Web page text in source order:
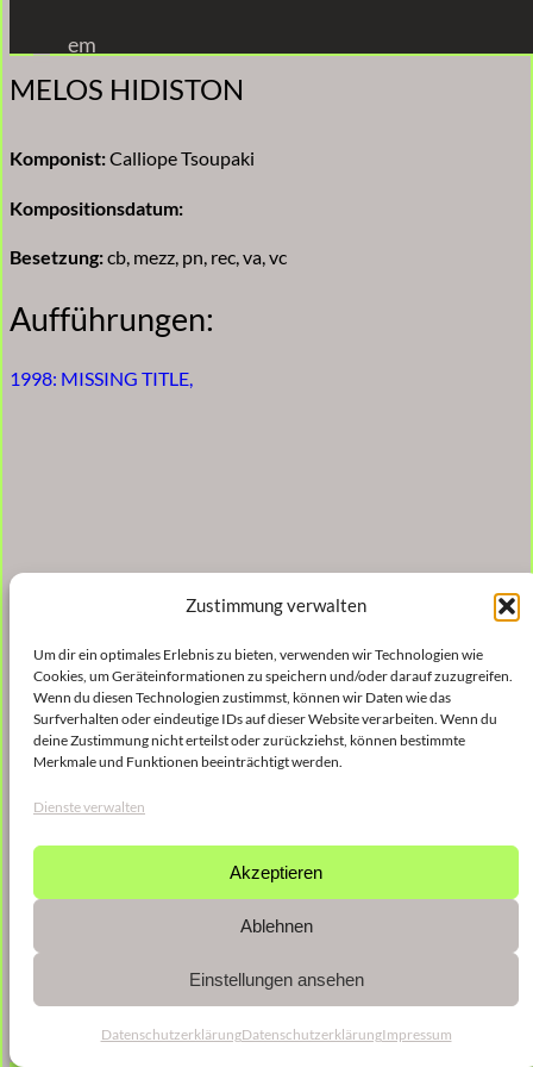
Zustimmung verwalten
Um dir ein optimales Erlebnis zu bieten, verwenden wir Technologien wie
Cookies, um Geräteinformationen zu speichern und/oder darauf zuzugreifen.
Wenn du diesen Technologien zustimmst, können wir Daten wie das
Surfverhalten oder eindeutige IDs auf dieser Website verarbeiten. Wenn du
deine Zustimmung nicht erteilst oder zurückziehst, können bestimmte
Merkmale und Funktionen beeinträchtigt werden.
Dienste verwalten
Akzeptieren
Ablehnen
Einstellungen ansehen
DatenschutzerklärungDatenschutzerklärungImpressum
Inhalt
springen
em
MELOS HIDISTON
Komponist:Calliope Tsoupaki
Kompositionsdatum:
Besetzung:cb, mezz, pn, rec, va, vc
Aufführungen:
1998: MISSING TITLE,